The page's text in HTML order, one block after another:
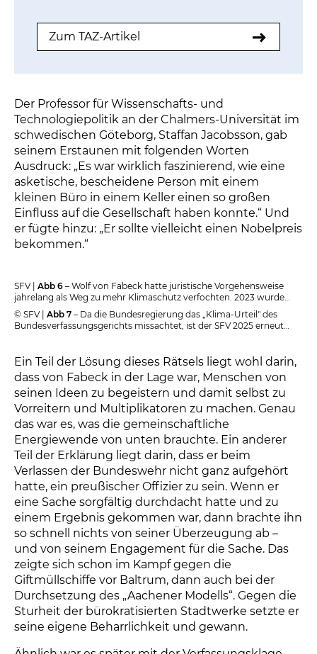
Zum TAZ-Artikel
Der Professor für Wissenschafts- und
Technologiepolitik an der Chalmers-Universität im
schwedischen Göteborg, Staffan Jacobsson, gab
seinem Erstaunen mit folgenden Worten
Ausdruck: „Es war wirklich faszinierend, wie eine
asketische, bescheidene Person mit einem
kleinen Büro in einem Keller einen so großen
Einfluss auf die Gesellschaft haben konnte.“ Und
er fügte hinzu: „Er sollte vielleicht einen Nobelpreis
bekommen.“
SFV | Abb 6 – Wolf von Fabeck hatte juristische Vorgehensweise
jahrelang als Weg zu mehr Klimaschutz verfochten. 2023 wurde
die Klimaklage mit dem Fritz-Bauer-Preis ausgezeichnet, der vom
SFV-Vorstand stellvertretend entgegengenommen wurde.
© SFV | Abb 7 – Da die Bundesregierung das „Klima-Urteil" des
Bundesverfassungsgerichts missachtet, ist der SFV 2025 erneut
Ein Teil der Lösung dieses Rätsels liegt wohl darin,
dass von Fabeck in der Lage war, Menschen von
seinen Ideen zu begeistern und damit selbst zu
Vorreitern und Multiplikatoren zu machen. Genau
das war es, was die gemeinschaftliche
Energiewende von unten brauchte. Ein anderer
Teil der Erklärung liegt darin, dass er beim
Verlassen der Bundeswehr nicht ganz aufgehört
hatte, ein preußischer Offizier zu sein. Wenn er
eine Sache sorgfältig durchdacht hatte und zu
einem Ergebnis gekommen war, dann brachte ihn
so schnell nichts von seiner Überzeugung ab –
und von seinem Engagement für die Sache. Das
zeigte sich schon im Kampf gegen die
Giftmüllschiffe vor Baltrum, dann auch bei der
Durchsetzung des „Aachener Modells“. Gegen die
Sturheit der bürokratisierten Stadtwerke setzte er
seine eigene Beharrlichkeit und gewann.